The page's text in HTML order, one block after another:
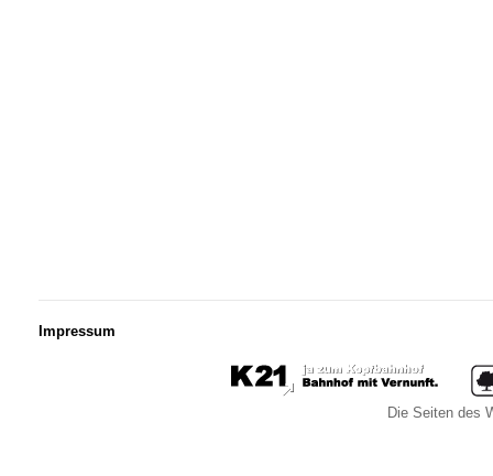
Impressum
Die Seiten des